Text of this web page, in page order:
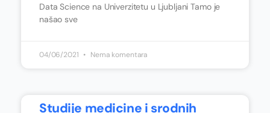
Data Science na Univerzitetu u Ljubljani Tamo je
našao sve
04/06/2021 Nema komentara
Studije medicine i srodnih